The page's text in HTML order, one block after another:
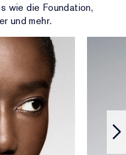
wie die Foundation,
und mehr.